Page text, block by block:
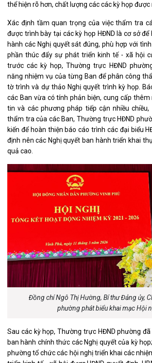
thể hiện rõ hơn, chất lượng các các kỳ họp được
Xác định tầm quan trọng của việc thẩm tra
được trình bày tại các kỳ họp HĐND là cơ sở để
hành các Nghị quyết sát đúng, phù hợp với
phần thúc đẩy sự phát triển kinh tế - xã hội
trước các kỳ họp, Thường trực HĐND
năng nhiệm vụ của từng Ban để phân công
tờ trình và dự thảo Nghị quyết trình kỳ họp.
các Ban vừa có tính phản biện, cung cấp thêm
tin và các phương pháp tiếp cận nhiều
thẩm tra của các Ban, Thường trực HĐND
kiến để hoàn thiện báo cáo trình các đại biểu
định nên các Nghị quyết ban hành triển khai
quả cao.
Đồng chí Ngô Thị Hường, Bí thư Đảng ủy,
phường phát biểu khai mạc Hội
Sau các kỳ họp, Thường trực HĐND phường
ban hành chính thức các Nghị quyết của kỳ
phường tổ chức các hội nghị triển khai các